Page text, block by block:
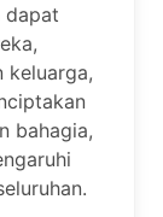
dapat
keluarga,
bahagia,